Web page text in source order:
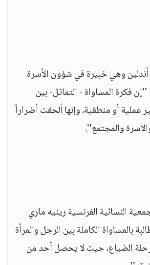
أندلين وهي خبيرة في شؤون الأسرة
فكرة المساواة - التماثل- بين
عملية أو منطقية، وإنها ألحقت أضراراً
والمجتمع''.
النسائية الفرنسية رينيه ماري
بالمساواة الكاملة بين الرجل والمرأة
الضياع، حيث لا يحصل أحد من